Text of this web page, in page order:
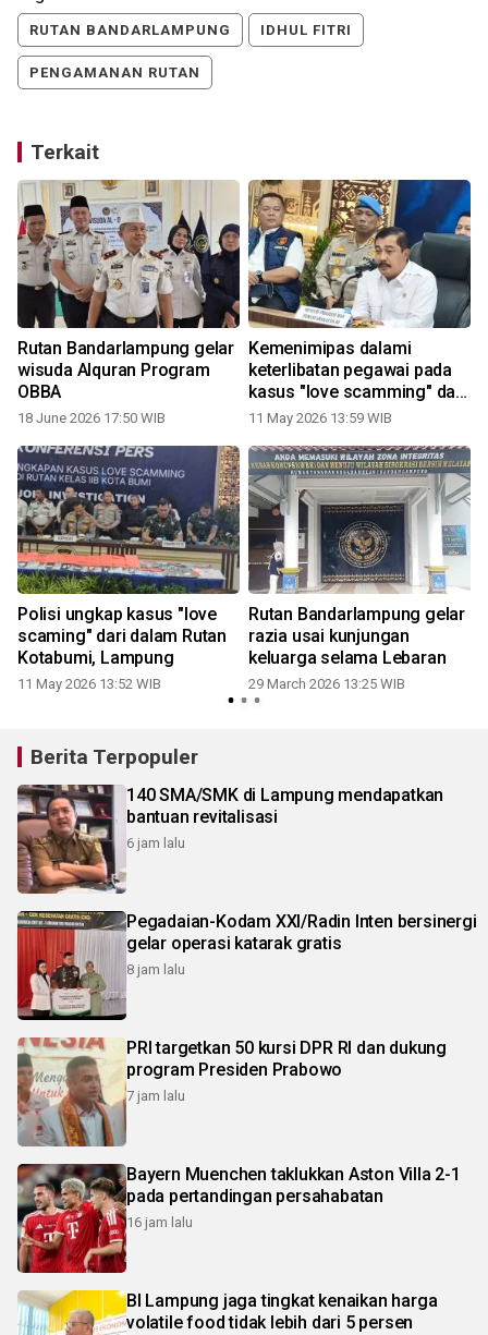
RUTAN BANDARLAMPUNG IDHUL FITRI
PENGAMANAN RUTAN
Terkait
Rutan Bandarlampung gelar
wisuda Alquran Program
OBBA
18 June 2026 17:50 WIB
Kemenimipas dalami
keterlibatan pegawai pada
kasus "love scamming" dari
Rutan Kotabumi
11 May 2026 13:59 WIB
Polisi ungkap kasus "love
scaming" dari dalam Rutan
Kotabumi, Lampung
11 May 2026 13:52 WIB
Rutan Bandarlampung gelar
razia usai kunjungan
keluarga selama Lebaran
29 March 2026 13:25 WIB
Berita Terpopuler
140 SMA/SMK di Lampung mendapatkan
bantuan revitalisasi
6 jam lalu
Pegadaian-Kodam XXI/Radin Inten bersinergi
gelar operasi katarak gratis
8 jam lalu
PRI targetkan 50 kursi DPR RI dan dukung
program Presiden Prabowo
7 jam lalu
Bayern Muenchen taklukkan Aston Villa 2-1
pada pertandingan persahabatan
16 jam lalu
BI Lampung jaga tingkat kenaikan harga
volatile food tidak lebih dari 5 persen